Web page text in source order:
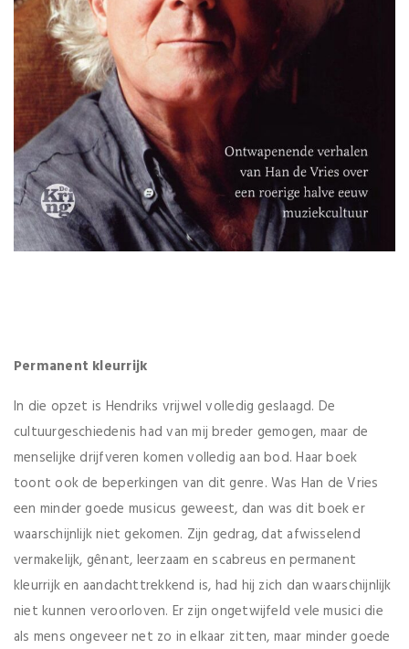
Permanent kleurrijk
In die opzet is Hendriks vrijwel volledig geslaagd. De
cultuurgeschiedenis had van mij breder gemogen, maar de
menselijke drijfveren komen volledig aan bod. Haar boek
toont ook de beperkingen van dit genre. Was Han de Vries
een minder goede musicus geweest, dan was dit boek er
waarschijnlijk niet gekomen. Zijn gedrag, dat afwisselend
vermakelijk, gênant, leerzaam en scabreus en permanent
kleurrijk en aandachttrekkend is, had hij zich dan waarschijnlijk
niet kunnen veroorloven. Er zijn ongetwijfeld vele musici die
als mens ongeveer net zo in elkaar zitten, maar minder goede